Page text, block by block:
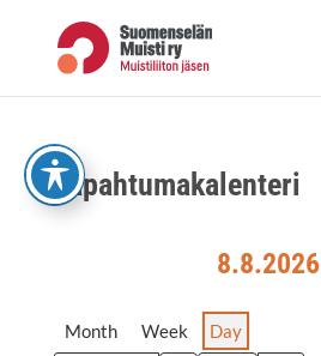
content
Tapah­tu­ma­ka­len­te­ri
8.8.2026
Month Week Day